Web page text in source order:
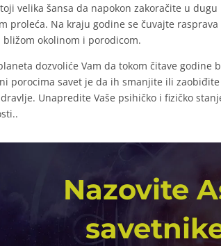
velika šansa da napokon zakoračite u
proleća. Na kraju godine se čuvajte
bližom okolinom i porodicom.
dozvoliće Vam da tokom čitave godine
porocima savet je da ih smanjite ili
Unapredite Vaše psihičko i fizičko
.
Nazovite